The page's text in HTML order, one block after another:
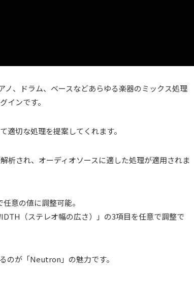
、ドラム、ベースなどあらゆる楽器のミックス処理
インです。
適切な処理を提案してくれます。
析され、オーディオソースに適した処理が適用されま
意の値に調整可能。
（ステレオ幅の広さ）」の3項目を任意で調整で
のが「Neutron」の魅力です。